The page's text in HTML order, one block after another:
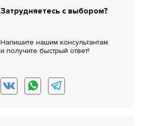
Затрудняетесь с выбором?
Напишите нашим консультантам
и получите быстрый ответ!